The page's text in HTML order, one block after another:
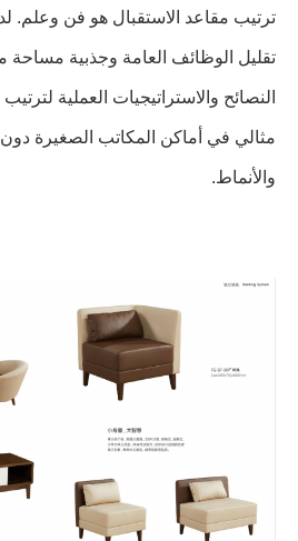
ترتيب مقاعد الاستقبال هو فن وعلم.
تقليل الوظائف العامة وجذبية مساحة
النصائح والاستراتيجيات العملية
مثالي في أماكن المكاتب الصغيرة
والأنماط.